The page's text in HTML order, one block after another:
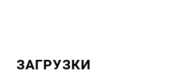
ЗАГРУЗКИ